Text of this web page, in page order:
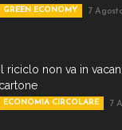
GREEN ECONOMY 7
Il riciclo non va in
cartone
ECONOMIA CIRCOLARE 7